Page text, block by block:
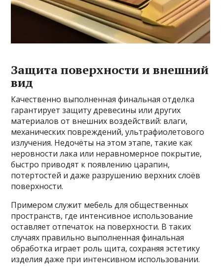
Защита поверхности и внешний
вид
Качественно выполненная финальная отделка
гарантирует защиту древесины или других
материалов от внешних воздействий: влаги,
механических повреждений, ультрафиолетового
излучения. Недочёты на этом этапе, такие как
неровности лака или неравномерное покрытие,
быстро приводят к появлению царапин,
потертостей и даже разрушению верхних слоёв
поверхности.
Примером служит мебель для общественных
пространств, где интенсивное использование
оставляет отпечаток на поверхности. В таких
случаях правильно выполненная финальная
обработка играет роль щита, сохраняя эстетику
изделия даже при интенсивном использовании.